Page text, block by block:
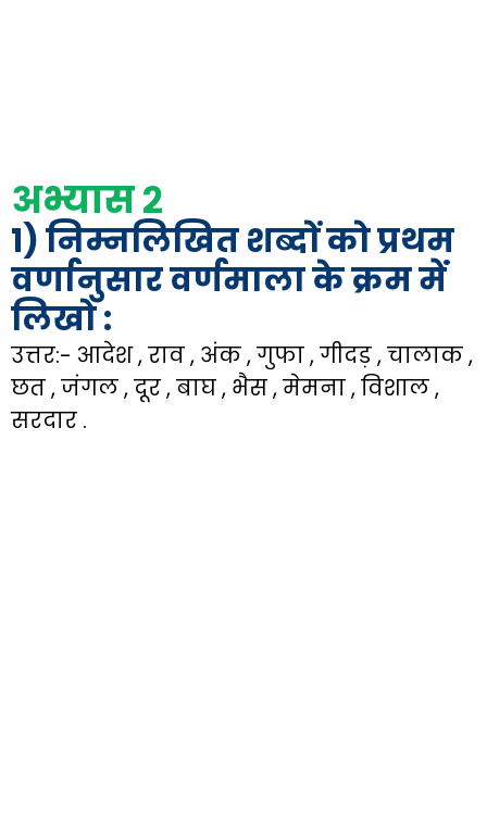
अभ्यास २
१) निम्नलिखित शब्दों को प्रथम
वर्णानुसार वर्णमाला के क्रम में
लिखो :
उत्तर:- आदेश , राव , अंक , गुफा , गीदड़ , चालाक ,
छत , जंगल , दूर , बाघ , भैस , मेमना , विशाल ,
सरदार .